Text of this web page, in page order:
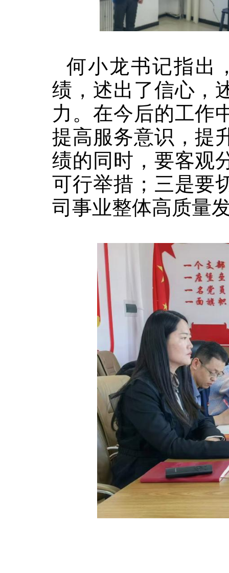
何小龙书记指出
绩，述出了信心，
力。在今后的工作
提高服务意识，提
绩的同时，要客观
可行举措；三是要
司事业整体高质量